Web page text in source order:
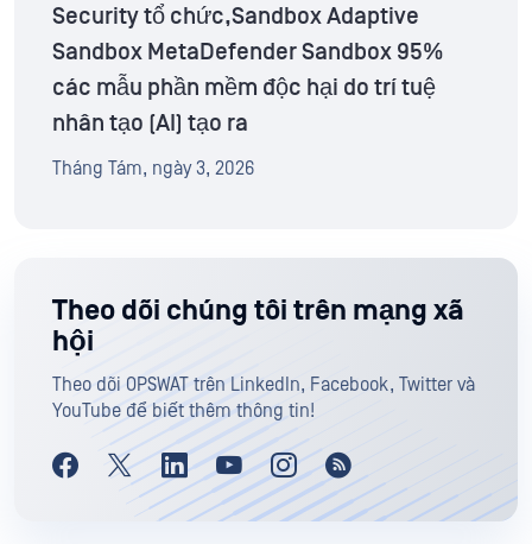
Security tổ chức,Sandbox Adaptive
Sandbox MetaDefender Sandbox 95%
các mẫu phần mềm độc hại do trí tuệ
nhân tạo (AI) tạo ra
Tháng Tám, ngày 3, 2026
Theo dõi chúng tôi trên mạng xã
hội
Theo dõi OPSWAT trên LinkedIn, Facebook, Twitter và
YouTube để biết thêm thông tin!